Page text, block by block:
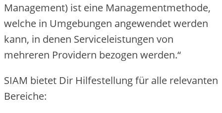
Management) ist eine Managementmethode,
welche in Umgebungen angewendet werden
kann, in denen Serviceleistungen von
mehreren Providern bezogen werden.“
SIAM bietet Dir Hilfestellung für alle relevanten
Bereiche: